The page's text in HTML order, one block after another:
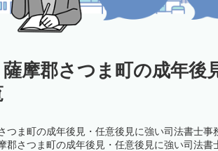
薩摩郡さつま町の成年後
つま町の成年後見・任意後見に強い司法書士
郡さつま町の成年後見・任意後見に強い司法